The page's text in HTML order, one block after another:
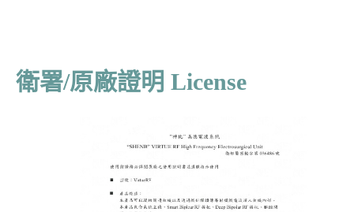
衛署/原廠證明 License